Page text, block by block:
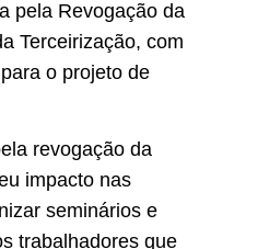
pela Revogação da
Terceirização, com
o projeto de
revogação da
impacto nas
seminários e
trabalhadores que